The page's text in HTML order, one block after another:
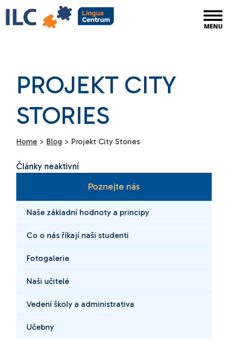
PROJEKT CITY
STORIES
Home > Blog > Projekt City Stories
Články neaktivní
Poznejte nás
Naše základní hodnoty a principy
Co o nás říkají naši studenti
Fotogalerie
Naši učitelé
Vedení školy a administrativa
Učebny